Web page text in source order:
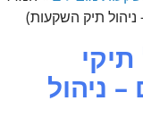
ניהול תיק השקעות)
ניהול